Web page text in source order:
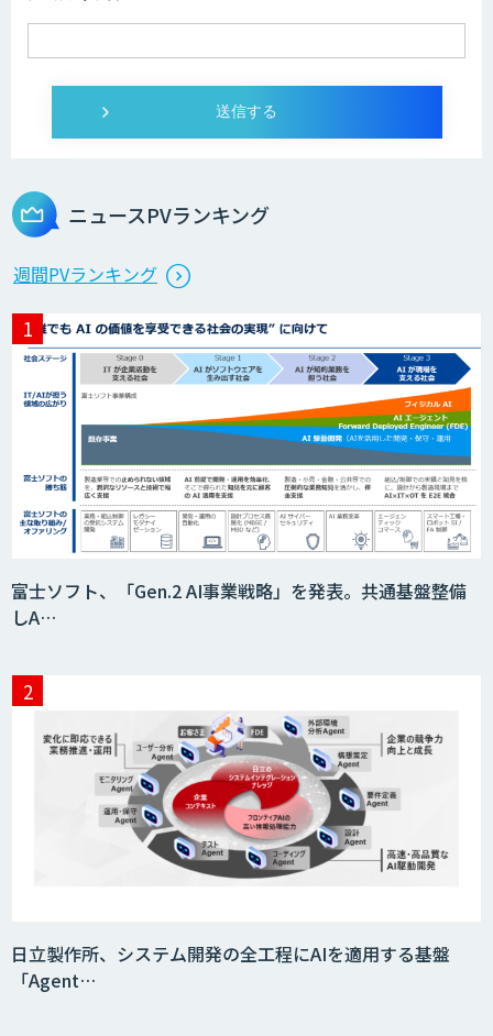
SELFBOT AIエージェント
製造業特化型オーダーメイドAI開発（知
財/FMEA/電気回路/CAD/外観検査）
異常検知AI
需要予測＋業務最適化AIシステム
『KISS』
imprai ezCheck
miibo
ニュースPVランキング
週間PVランキング
富士ソフト、「Gen.2 AI事業戦略」を発表。共通基盤整備
しA…
日立製作所、システム開発の全工程にAIを適用する基盤
「Agent…